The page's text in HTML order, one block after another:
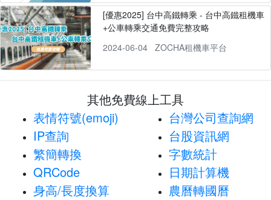
[優惠2025] 台中高鐵轉乘 - 台中高鐵租機車
+公車轉乘交通免費完整攻略
2024-06-04
ZOCHA租機車平台
其他免費線上工具
表情符號(emoji)
IP查詢
繁簡轉換
QRCode
身高/長度換算
台灣公司查詢網
台股資訊網
字數統計
日期計算機
農曆轉國曆